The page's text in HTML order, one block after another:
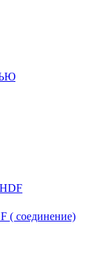
( соединение)